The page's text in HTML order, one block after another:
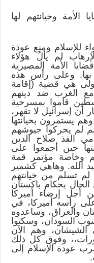
وخيانتهم لها
للإسلام ومنع عودة
لم يألُ هؤلاء
الأمة المصيرية
بها. وعلى رأس هذه
هي قضية (إقامة
مع الغرب ضد دينهم
قاموا بمسرحية
أن إسرائيل لا تقهر،
يستمرون بخيانتها
لم لم يحركوا جيوشهم
الفذ صلاح الدين
حين أجمعوا على
وخاصة مؤتمر قمة
الله. وهاهي كشمير
لم تسلم من خيانتهم
بحكام باكستان
أجل إرضاء أميركا
رأسه أميركا، في
والعراق، وساعدوه
السودان، وسكتوا
وهم الآن
وفوق كل ذلك
عودة الإسلام إلى